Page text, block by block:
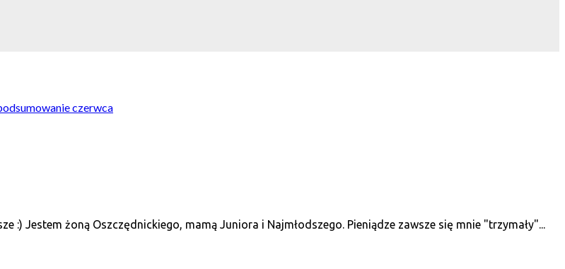
czerwca
:) Jestem żoną Oszczędnickiego, mamą Juniora i Najmłodszego. Pieniądze zawsze się mnie "trzymały"...